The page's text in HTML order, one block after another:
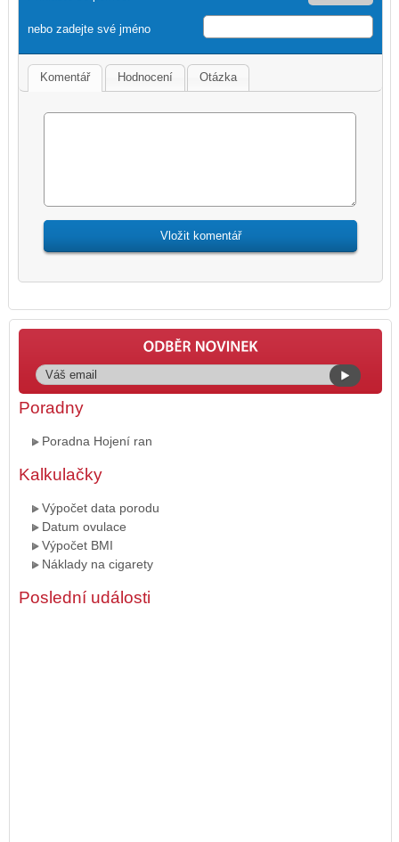
nebo zadejte své jméno
Komentář Hodnocení Otázka
Poradny
Poradna Hojení ran
Kalkulačky
Výpočet data porodu
Datum ovulace
Výpočet BMI
Náklady na cigarety
Poslední události